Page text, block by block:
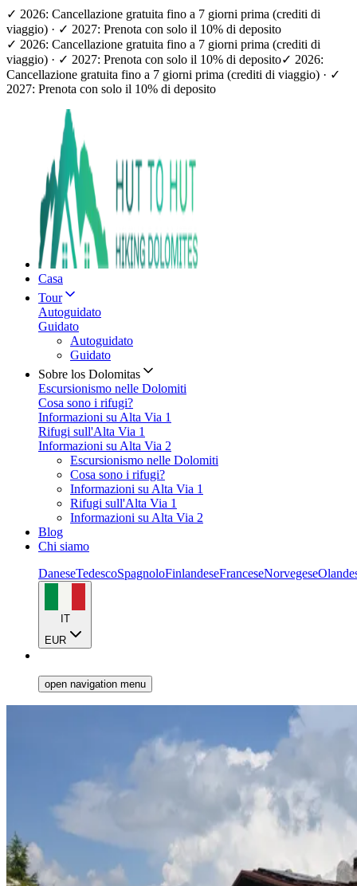
✓ 2026: Cancellazione gratuita fino a 7 giorni prima (crediti di
viaggio) · ✓ 2027: Prenota con solo il 10% di deposito
✓ 2026: Cancellazione gratuita fino a 7 giorni prima (crediti di
viaggio) · ✓ 2027: Prenota con solo il 10% di deposito✓ 2026:
Cancellazione gratuita fino a 7 giorni prima (crediti di viaggio) · ✓
2027: Prenota con solo il 10% di deposito
Casa
Tour
Autoguidato
Guidato
Autoguidato
Guidato
Sobre los Dolomitas
Escursionismo nelle Dolomiti
Cosa sono i rifugi?
Informazioni su Alta Via 1
Rifugi sull'Alta Via 1
Informazioni su Alta Via 2
Escursionismo nelle Dolomiti
Cosa sono i rifugi?
Informazioni su Alta Via 1
Rifugi sull'Alta Via 1
Informazioni su Alta Via 2
Blog
Chi siamo
DaneseTedescoSpagnoloFinlandeseFranceseNorvegese
IT
EUR
open navigation menu